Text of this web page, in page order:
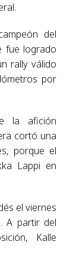
del
fue logrado
rally válido
por
la afición
cortó una
porque el
Lappi en
el viernes
A partir del
Kalle